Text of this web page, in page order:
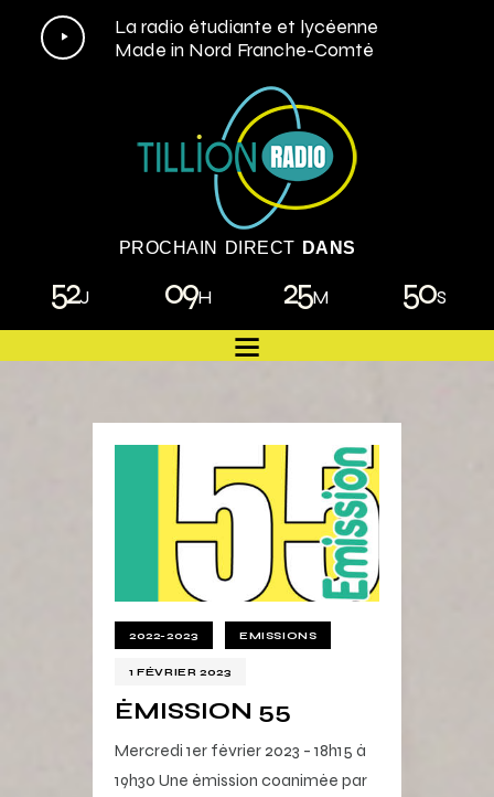
La radio étudiante et lycéenne
Made in Nord Franche-Comté
Lecteur
audio
PROCHAIN DIRECT DANS
52J 09H 25M 49S
2022-2023 EMISSIONS
1 FÉVRIER 2023
ÉMISSION 55
Mercredi 1er février 2023 - 18h15 à
19h30 Une émission coanimée par